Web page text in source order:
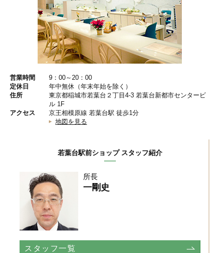
営業時間
9：00～20：00
定休日
年中無休（年末年始を除く）
住所
東京都稲城市若葉台２丁目4-3 若葉台新都市センタービ
ル 1F
アクセス
京王相模原線 若葉台駅 徒歩1分
地図を見る
若葉台駅前ショップ スタッフ紹介
所長
一剛史
スタッフ一覧